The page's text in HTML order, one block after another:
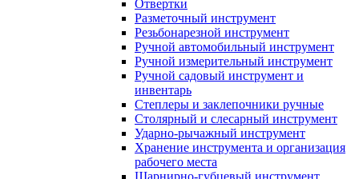
Отвертки
Разметочный инструмент
Резьбонарезной инструмент
Ручной автомобильный инструмент
Ручной измерительный инструмент
Ручной садовый инструмент и
инвентарь
Степлеры и заклепочники ручные
Столярный и слесарный инструмент
Ударно-рычажный инструмент
Хранение инструмента и организация
рабочего места
Шарнирно-губцевый инструмент